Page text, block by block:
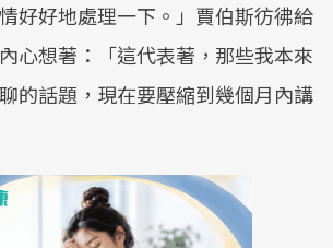
好好地處理一下。」賈伯斯彷彿給
心想著：「這代表著，那些我本來
的話題，現在要壓縮到幾個月內講